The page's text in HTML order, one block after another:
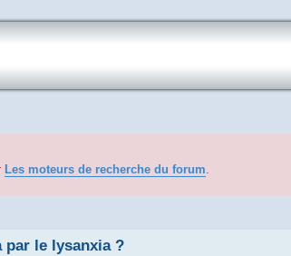
Les moteurs de recherche du forum.
par le lysanxia ?